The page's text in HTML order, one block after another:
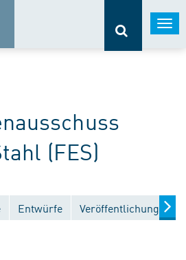
(FES)
Entwürfe Veröffentlichungen